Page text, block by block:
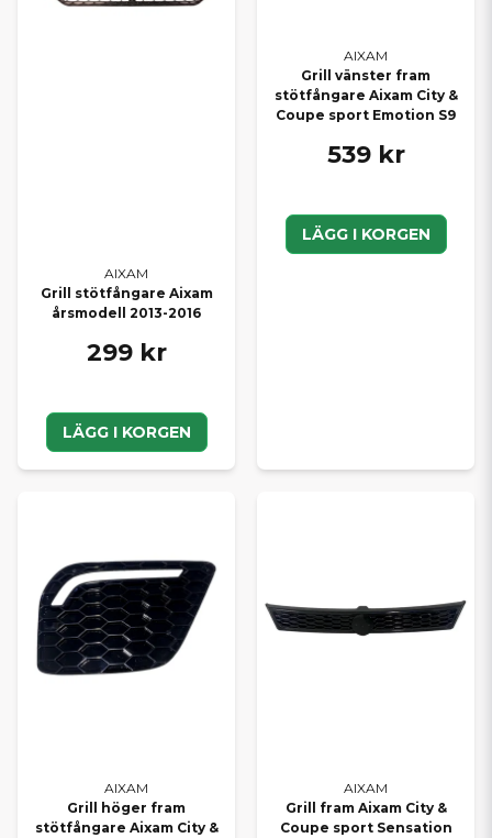
AIXAM
Grill stötfångare Aixam
årsmodell 2013-2016
299 kr
LÄGG I KORGEN
AIXAM
Grill vänster fram
stötfångare Aixam City &
Coupe sport Emotion S9
539 kr
LÄGG I KORGEN
AIXAM
Grill höger fram
stötfångare Aixam City &
AIXAM
Grill fram Aixam City &
Coupe sport Sensation